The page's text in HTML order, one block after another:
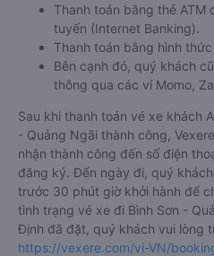
Thanh toán bằng thẻ
tuyến (Internet Banking).
Thanh toán bằng hình
Bên cạnh đó, quý khách
thông qua các ví Momo,
Sau khi thanh toán vé xe khách
- Quảng Ngãi thành công,
nhận thành công đến số điện
đăng ký. Đến ngày đi, quý
trước 30 phút giờ khởi hành để
tình trạng vé xe đi Bình Sơn -
Định đã đặt, quý khách vui lòng
https://vexere.com/vi-VN/